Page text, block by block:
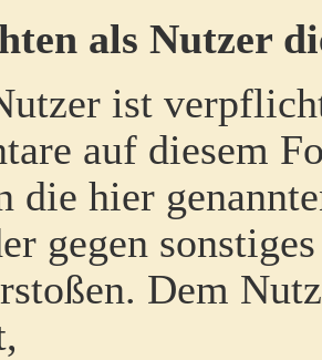
als Nutzer
ist
auf diesem
die hier
gegen
Dem